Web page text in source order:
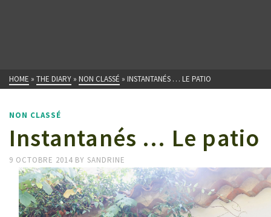
HOME » THE DIARY » NON CLASSÉ » INSTANTANÉS … LE PATIO
NON CLASSÉ
Instantanés … Le patio
9 OCTOBRE 2014 BY SANDRINE